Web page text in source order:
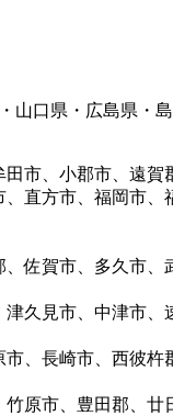
山口県・広島県・
市、小郡市、遠
直方市、福岡市
佐賀市、多久市
久見市、中津市
、長崎市、西彼
原市、豊田郡、